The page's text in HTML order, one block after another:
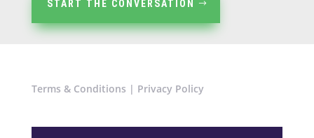
START THE CONVERSATION
Terms & Conditions | Privacy Policy